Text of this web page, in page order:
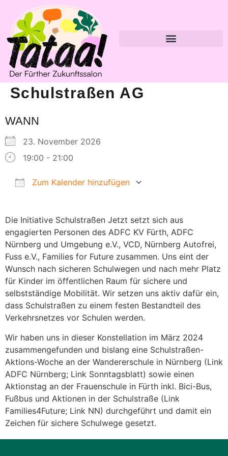
Schulstraßen AG
WANN
23. November 2026
19:00 - 21:00
Zum Kalender hinzufügen
Die Initiative Schulstraßen Jetzt setzt sich aus
engagierten Personen des ADFC KV Fürth, ADFC
Nürnberg und Umgebung e.V., VCD, Nürnberg Autofrei,
Fuss e.V., Families for Future zusammen. Uns eint der
Wunsch nach sicheren Schulwegen und nach mehr Platz
für Kinder im öffentlichen Raum für sichere und
selbstständige Mobilität. Wir setzen uns aktiv dafür ein,
dass Schulstraßen zu einem festen Bestandteil des
Verkehrsnetzes vor Schulen werden.
Wir haben uns in dieser Konstellation im März 2024
zusammengefunden und bislang eine Schulstraßen-
Aktions-Woche an der Wandererschule in Nürnberg (Link
ADFC Nürnberg; Link Sonntagsblatt) sowie einen
Aktionstag an der Frauenschule in Fürth inkl. Bici-Bus,
Fußbus und Aktionen in der Schulstraße (Link
Families4Future; Link NN) durchgeführt und damit ein
Zeichen für sichere Schulwege gesetzt.